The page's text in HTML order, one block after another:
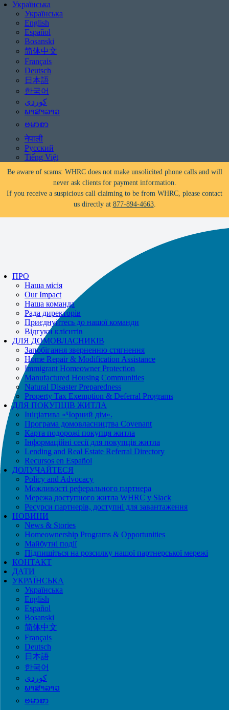
Українська
Українська
English
Español
Bosanski
简体中文
Français
Deutsch
日本語
한국어
ພາສາລາວ
ဗမာစာ
नेपाली
Русский
Tiếng Việt
Чи загрожує викуп?
Be aware of scams: WHRC does not make unsolicited phone calls and will
If you receive a suspicious call claiming to be from WHRC, please contact
us directly at877-894-4663.
Чи загрожує викуп?Допомога доступна!Телефонуйте
абоmessage us.
Be aware of scams: WHRC does not make unsolicited phone calls and will
If you receive a suspicious call claiming to be from WHRC, please contact
877-894-4663.
ПРО
Наша місія
Our Impact
Наша команда
Рада директорів
Приєднуйтесь до нашої команди
Відгуки клієнтів
ДЛЯ ДОМОВЛАСНИКІВ
Запобігання зверненню стягнення
Home Repair & Modification Assistance
Immigrant Homeowner Protection
Manufactured Housing Communities
Natural Disaster Preparedness
Property Tax Exemption & Deferral Programs
ДЛЯ ПОКУПЦІВ ЖИТЛА
Ініціатива «Чорний дім».
Програма домовласництва Covenant
Карта подорожі покупця житла
Інформаційні сесії для покупців житла
Lending and Real Estate Referral Directory
Recursos en Español
ДОЛУЧАЙТЕСЯ
Policy and Advocacy
Можливості реферального партнера
Мережа доступного житла WHRC у Slack
Ресурси партнерів, доступні для завантаження
НОВИНИ
News & Stories
Homeownership Programs & Opportunities
Майбутні події
Підпишіться на розсилку нашої партнерської мережі
КОНТАКТ
ДАТИ
УКРАЇНСЬКА
Українська
English
Español
Bosanski
简体中文
Français
Deutsch
日本語
한국어
ພາສາລາວ
ဗမာစာ